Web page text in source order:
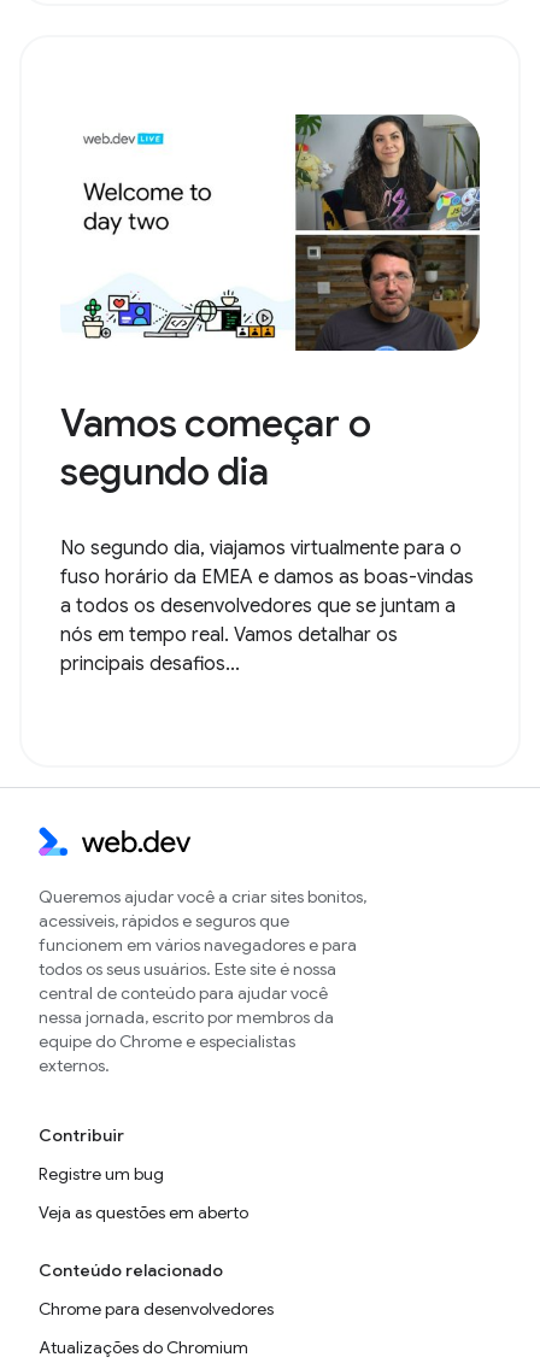
Vamos começar o
segundo dia
No segundo dia, viajamos virtualmente para o
fuso horário da EMEA e damos as boas-vindas
a todos os desenvolvedores que se juntam a
nós em tempo real. Vamos detalhar os
principais desafios...
Queremos ajudar você a criar sites bonitos,
acessíveis, rápidos e seguros que
funcionem em vários navegadores e para
todos os seus usuários. Este site é nossa
central de conteúdo para ajudar você
nessa jornada, escrito por membros da
equipe do Chrome e especialistas
externos.
Contribuir
Registre um bug
Veja as questões em aberto
Conteúdo relacionado
Chrome para desenvolvedores
Atualizações do Chromium